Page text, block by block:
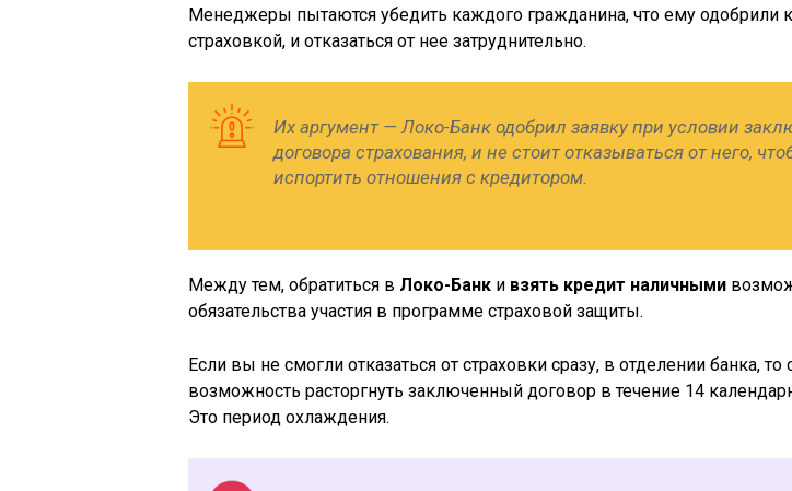
Менеджеры пытаются убедить каждого гражданина, что ему одобрили
страховкой, и отказаться от нее затруднительно.
Их аргумент — Локо-Банк одобрил заявку при условии
договора страхования, и не стоит отказываться от него,
испортить отношения с кредитором.
Между тем, обратиться в Локо-Банк и взять кредит наличными
обязательства участия в программе страховой защиты.
Если вы не смогли отказаться от страховки сразу, в отделении банка, то
возможность расторгнуть заключенный договор в течение 14
Это период охлаждения.